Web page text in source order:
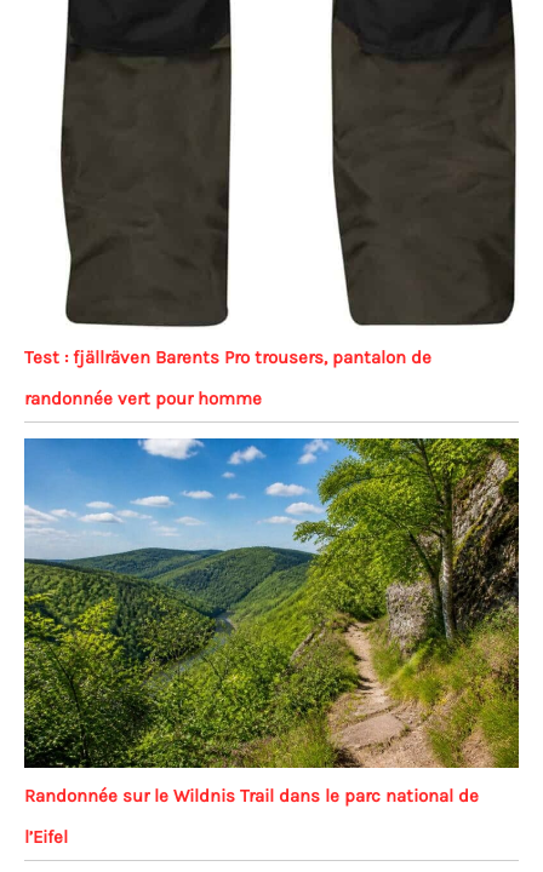
Test : fjällräven Barents Pro trousers, pantalon de
randonnée vert pour homme
Randonnée sur le Wildnis Trail dans le parc national de
l’Eifel